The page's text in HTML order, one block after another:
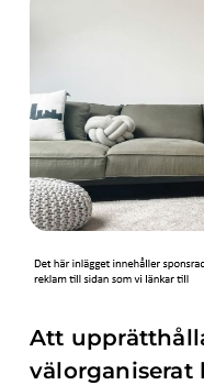
Att
välorganiserat